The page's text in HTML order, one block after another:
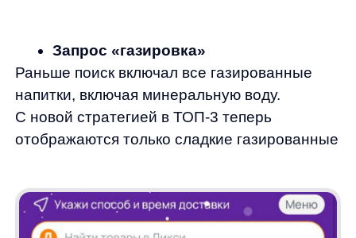
Запрос «куриное филе»
Прежняя система показывала различные
части курицы, включая крылья и ножки.